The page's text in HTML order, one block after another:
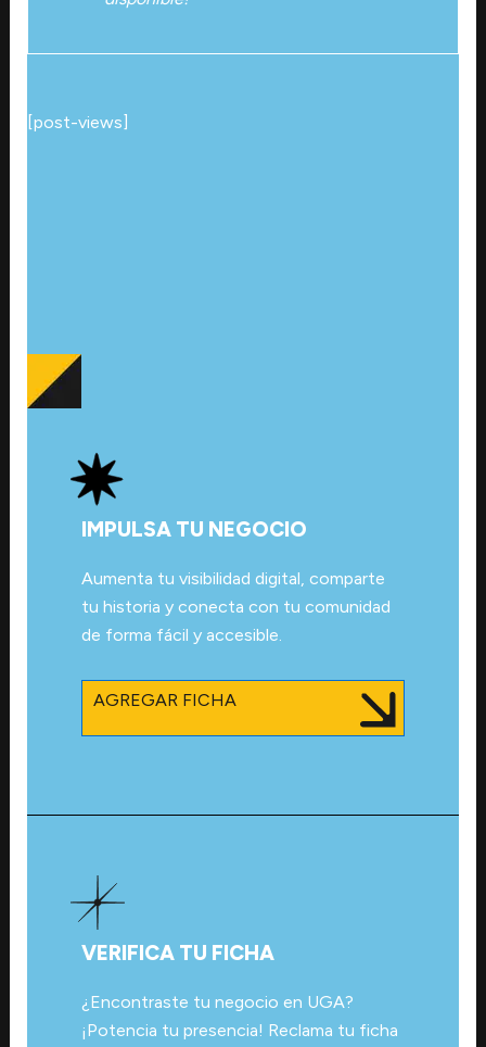
[post-views]
IMPULSA TU NEGOCIO
Aumenta tu visibilidad digital, comparte
tu historia y conecta con tu comunidad
de forma fácil y accesible.
AGREGAR FICHA
VERIFICA TU FICHA
¿Encontraste tu negocio en UGA?
¡Potencia tu presencia! Reclama tu ficha